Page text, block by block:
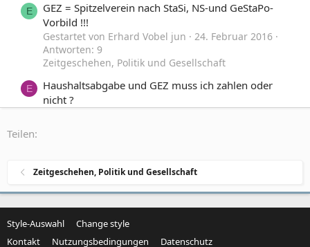
E
GEZ = Spitzelverein nach StaSi, NS-und GeStaPo-
Vorbild !!!
Gestartet von Erhard Vobel jun
24. Februar 2016
Antworten: 9
Zeitgeschehen, Politik und Gesellschaft
E
Haushaltsabgabe und GEZ muss ich zahlen oder
nicht ?
Gestartet von Guest 23. Januar 2007
Zeitgeschehen, Politik und Gesellschaft
Teilen:
Zeitgeschehen, Politik und Gesellschaft
Style-Auswahl
Change style
Kontakt
Nutzungsbedingungen Datenschutz